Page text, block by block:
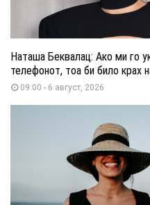
Наташа Беквалац: Ако ми го
телефонот, тоа би било крах
09:00 - 6 август, 2026